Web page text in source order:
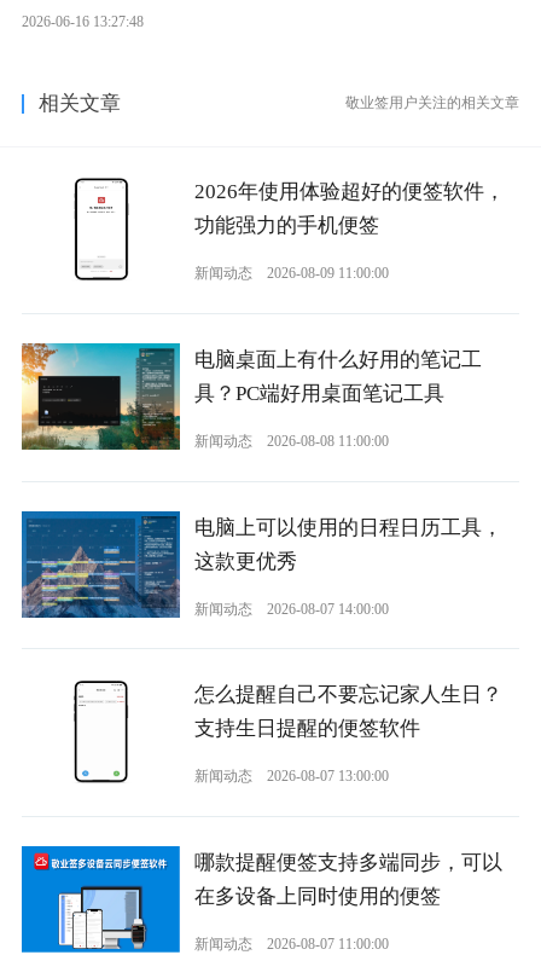
2026-06-16 13:27:48
相关文章 敬业签用户关注的相关文章
2026年使用体验超好的便签软件，
功能强力的手机便签
新闻动态 2026-08-09 11:00:00
电脑桌面上有什么好用的笔记工
具？PC端好用桌面笔记工具
新闻动态 2026-08-08 11:00:00
电脑上可以使用的日程日历工具，
这款更优秀
新闻动态 2026-08-07 14:00:00
怎么提醒自己不要忘记家人生日？
支持生日提醒的便签软件
新闻动态 2026-08-07 13:00:00
哪款提醒便签支持多端同步，可以
在多设备上同时使用的便签
新闻动态 2026-08-07 11:00:00